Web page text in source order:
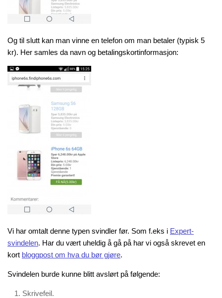
Og til slutt kan man vinne en telefon om man betaler (typisk 5
kr). Her samles da navn og betalingskortinformasjon:
Vi har omtalt denne typen svindler før. Som f.eks i Expert-
svindelen. Har du vært uheldig å gå på har vi også skrevet en
kort bloggpost om hva du bør gjøre.
Svindelen burde kunne blitt avslørt på følgende:
Skrivefeil.